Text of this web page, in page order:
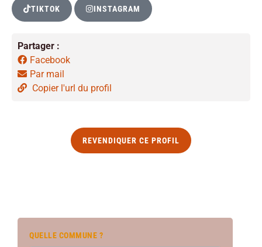
TIKTOK INSTAGRAM
Partager :
Facebook
Par mail
Copier l'url du profil
REVENDIQUER CE PROFIL
QUELLE COMMUNE ?